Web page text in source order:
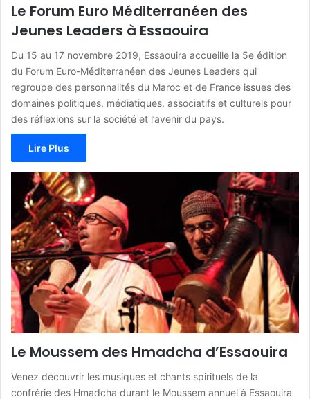
Le Forum Euro Méditerranéen des
Jeunes Leaders à Essaouira
Du 15 au 17 novembre 2019, Essaouira accueille la 5e édition
du Forum Euro-Méditerranéen des Jeunes Leaders qui
regroupe des personnalités du Maroc et de France issues des
domaines politiques, médiatiques, associatifs et culturels pour
des réflexions sur la société et l’avenir du pays.
Lire Plus
Le Moussem des Hmadcha d’Essaouira
Venez découvrir les musiques et chants spirituels de la
confrérie des Hmadcha durant le Moussem annuel à Essaouira